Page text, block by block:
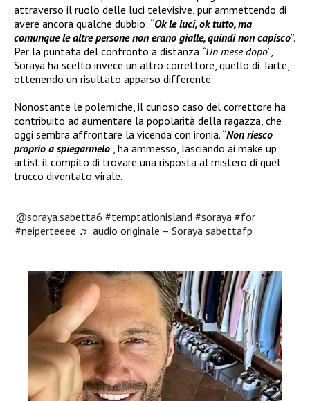
attraverso il ruolo delle luci televisive, pur ammettendo di
avere ancora qualche dubbio: “Ok le luci, ok tutto, ma
comunque le altre persone non erano gialle, quindi non capisco”.
Per la puntata del confronto a distanza “Un mese dopo”,
Soraya ha scelto invece un altro correttore, quello di Tarte,
ottenendo un risultato apparso differente.
Nonostante le polemiche, il curioso caso del correttore ha
contribuito ad aumentare la popolarità della ragazza, che
oggi sembra affrontare la vicenda con ironia. “Non riesco
proprio a spiegarmelo”, ha ammesso, lasciando ai make up
artist il compito di trovare una risposta al mistero di quel
trucco diventato virale.
@soraya.sabetta6 #temptationisland #soraya #for
#neiperteeee ♬ audio originale – Soraya sabettafp